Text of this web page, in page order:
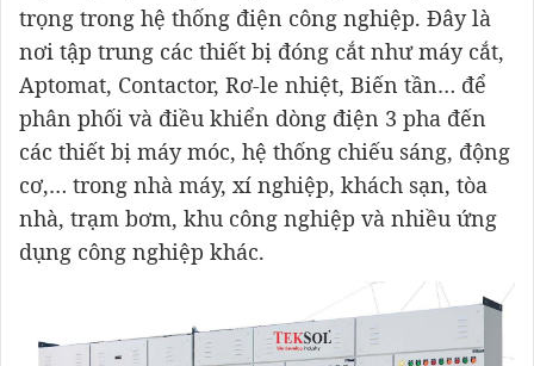
trọng trong hệ thống điện công nghiệp. Đây là
nơi tập trung các thiết bị đóng cắt như máy cắt,
Aptomat, Contactor, Rơ-le nhiệt, Biến tần… để
phân phối và điều khiển dòng điện 3 pha đến
các thiết bị máy móc, hệ thống chiếu sáng, động
cơ,… trong nhà máy, xí nghiệp, khách sạn, tòa
nhà, trạm bơm, khu công nghiệp và nhiều ứng
dụng công nghiệp khác.